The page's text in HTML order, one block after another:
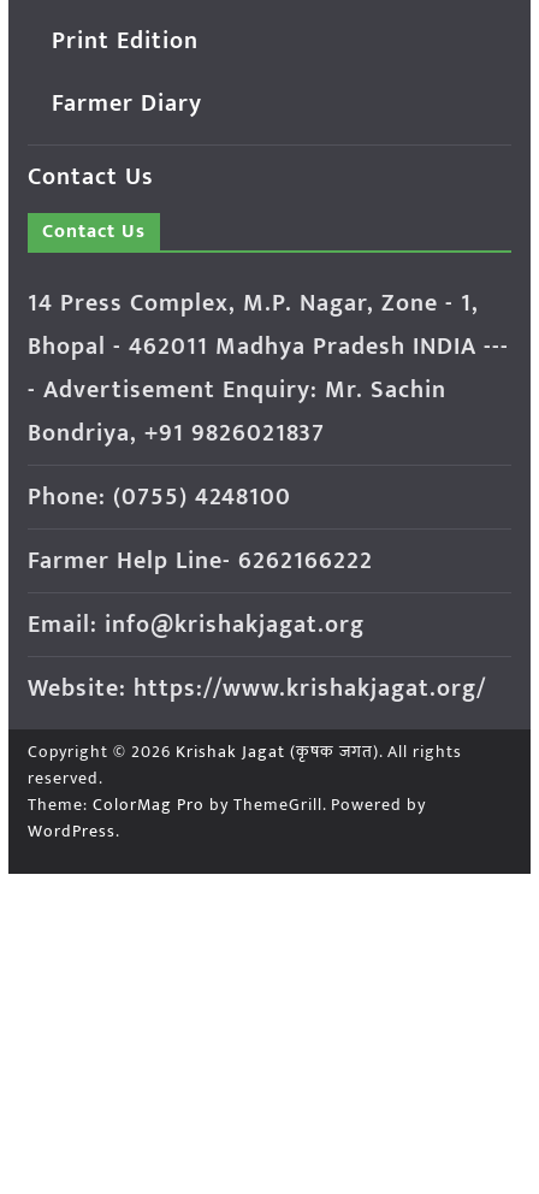
Print Edition
Farmer Diary
Contact Us
Contact Us
14 Press Complex, M.P. Nagar, Zone - 1,
Bhopal - 462011 Madhya Pradesh INDIA ---
- Advertisement Enquiry: Mr. Sachin
Bondriya, +91 9826021837
Phone: (0755) 4248100
Farmer Help Line- 6262166222
Email: info@krishakjagat.org
Website: https://www.krishakjagat.org/
Copyright © 2026 Krishak Jagat (कृषक जगत). All rights
reserved.
Theme: ColorMag Pro by ThemeGrill. Powered by
WordPress.